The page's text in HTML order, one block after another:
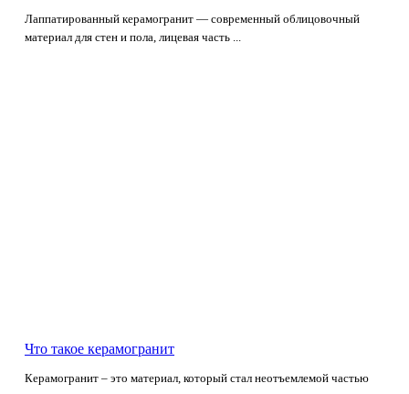
Лаппатированный керамогранит — современный облицовочный
материал для стен и пола, лицевая часть ...
Что такое керамогранит
Керамогранит – это материал, который стал неотъемлемой частью